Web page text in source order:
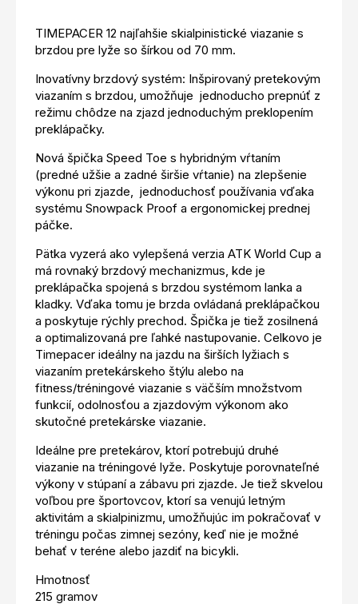
TIMEPACER 12 najľahšie skialpinistické viazanie s
brzdou pre lyže so šírkou od 70 mm.
Inovatívny brzdový systém: Inšpirovaný pretekovým
viazaním s brzdou, umožňuje jednoducho prepnúť z
režimu chôdze na zjazd jednoduchým preklopením
preklápačky.
Nová špička Speed Toe s hybridným vŕtaním
(predné užšie a zadné širšie vŕtanie) na zlepšenie
výkonu pri zjazde, jednoduchosť používania vďaka
systému Snowpack Proof a ergonomickej prednej
páčke.
Pätka vyzerá ako vylepšená verzia ATK World Cup a
má rovnaký brzdový mechanizmus, kde je
preklápačka spojená s brzdou systémom lanka a
kladky. Vďaka tomu je brzda ovládaná preklápačkou
a poskytuje rýchly prechod. Špička je tiež zosilnená
a optimalizovaná pre ľahké nastupovanie. Celkovo je
Timepacer ideálny na jazdu na širších lyžiach s
viazaním pretekárskeho štýlu alebo na
fitness/tréningové viazanie s väčším množstvom
funkcií, odolnosťou a zjazdovým výkonom ako
skutočné pretekárske viazanie.
Ideálne pre pretekárov, ktorí potrebujú druhé
viazanie na tréningové lyže. Poskytuje porovnateľné
výkony v stúpaní a zábavu pri zjazde. Je tiež skvelou
voľbou pre športovcov, ktorí sa venujú letným
aktivitám a skialpinizmu, umožňujúc im pokračovať v
tréningu počas zimnej sezóny, keď nie je možné
behať v teréne alebo jazdiť na bicykli.
Hmotnosť
215 gramov